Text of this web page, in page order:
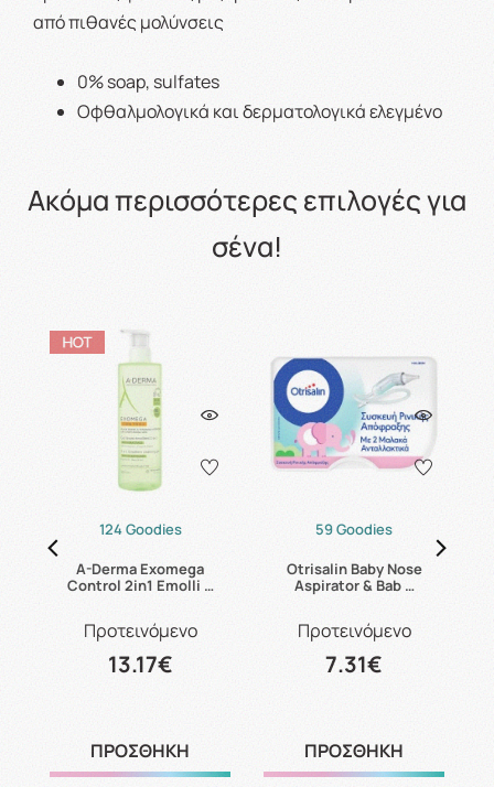
από πιθανές μολύνσεις
0% soap, sulfates
Οφθαλμολογικά και δερματολογικά ελεγμένο
Ακόμα περισσότερες επιλογές για
σένα!
124 Goodies
A-Derma Exomega
Control 2in1 Emolli …
Προτεινόμενο
13.17€
ΠΡΟΣΘΗΚΗ
59 Goodies
Otrisalin Baby Nose
Aspirator & Bab …
Προτεινόμενο
7.31€
ΠΡΟΣΘΗΚΗ